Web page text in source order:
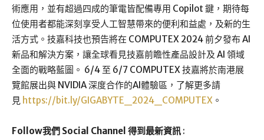
術應用，並有超過四成的筆電皆配備專用 Copilot 鍵，期待每
位使用者都能深刻享受人工智慧帶來的便利和益處，及新的生
活方式。技嘉科技也預告將在 COMPUTEX 2024 前夕發布 AI
新品和解決方案，讓全球看見技嘉前瞻性產品設計及 AI 領域
全面的戰略藍圖。 6/4 至 6/7 COMPUTEX 技嘉將於南港展
覽館展出與 NVIDIA 深度合作的AI體驗區，了解更多請
見 https://bit.ly/GIGABYTE_2024_COMPUTEX 。
Follow我們 Social Channel 得到最新資訊 :